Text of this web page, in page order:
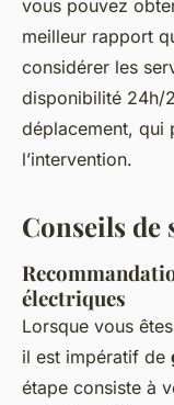
vous pouvez
meilleur rapport
considérer les
disponibilité 24h/
déplacement, qui
l’intervention.
Conseils de
électriques
Lorsque vous
il est impératif de
étape consiste à